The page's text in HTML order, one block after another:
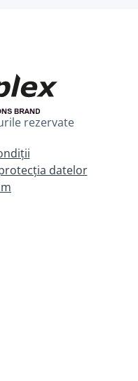
rezervate
datelor